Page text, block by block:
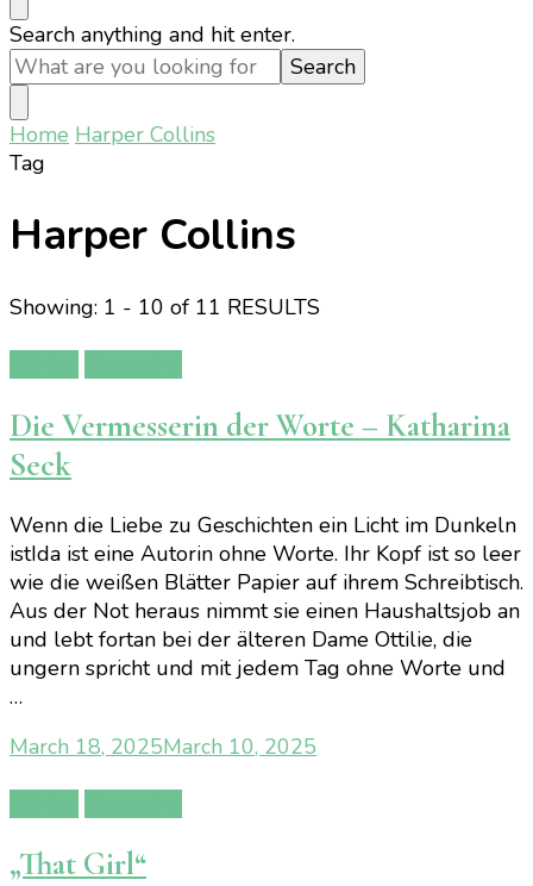
Looking
for
Something?
Search anything and hit enter.
Home Harper Collins
Tag
Harper Collins
Showing: 1 - 10 of 11 RESULTS
Die Vermesserin der Worte – Katharina
Seck
Wenn die Liebe zu Geschichten ein Licht im Dunkeln
istIda ist eine Autorin ohne Worte. Ihr Kopf ist so leer
wie die weißen Blätter Papier auf ihrem Schreibtisch.
Aus der Not heraus nimmt sie einen Haushaltsjob an
und lebt fortan bei der älteren Dame Ottilie, die
ungern spricht und mit jedem Tag ohne Worte und
…
March 18, 2025March 10, 2025
„That Girl“